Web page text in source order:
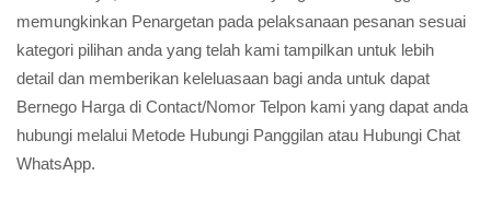
memungkinkan Penargetan pada pelaksanaan pesanan sesuai
kategori pilihan anda yang telah kami tampilkan untuk lebih
detail dan memberikan keleluasaan bagi anda untuk dapat
Bernego Harga di Contact/Nomor Telpon kami yang dapat anda
hubungi melalui Metode Hubungi Panggilan atau Hubungi Chat
WhatsApp.